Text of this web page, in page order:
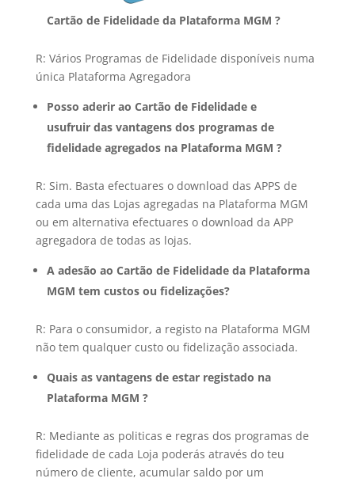
Cartão de Fidelidade da Plataforma MGM ?
R: Vários Programas de Fidelidade disponíveis numa
única Plataforma Agregadora
Posso aderir ao Cartão de Fidelidade e
usufruir das vantagens dos programas de
fidelidade agregados na Plataforma MGM ?
R: Sim. Basta efectuares o download das APPS de
cada uma das Lojas agregadas na Plataforma MGM
ou em alternativa efectuares o download da APP
agregadora de todas as lojas.
A adesão ao Cartão de Fidelidade da Plataforma
MGM tem custos ou fidelizações?
R: Para o consumidor, a registo na Plataforma MGM
não tem qualquer custo ou fidelização associada.
Quais as vantagens de estar registado na
Plataforma MGM ?
R: Mediante as politicas e regras dos programas de
fidelidade de cada Loja poderás através do teu
número de cliente, acumular saldo por um